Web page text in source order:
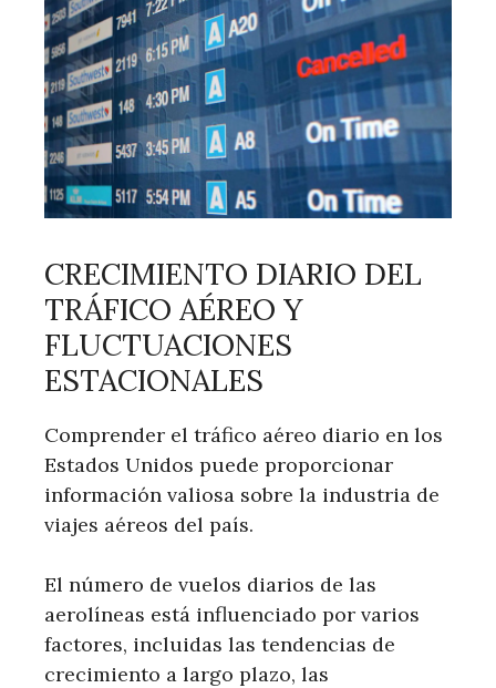
CRECIMIENTO DIARIO DEL
TRÁFICO AÉREO Y
FLUCTUACIONES
ESTACIONALES
Comprender el tráfico aéreo diario en los
Estados Unidos puede proporcionar
información valiosa sobre la industria de
viajes aéreos del país.
El número de vuelos diarios de las
aerolíneas está influenciado por varios
factores, incluidas las tendencias de
crecimiento a largo plazo, las